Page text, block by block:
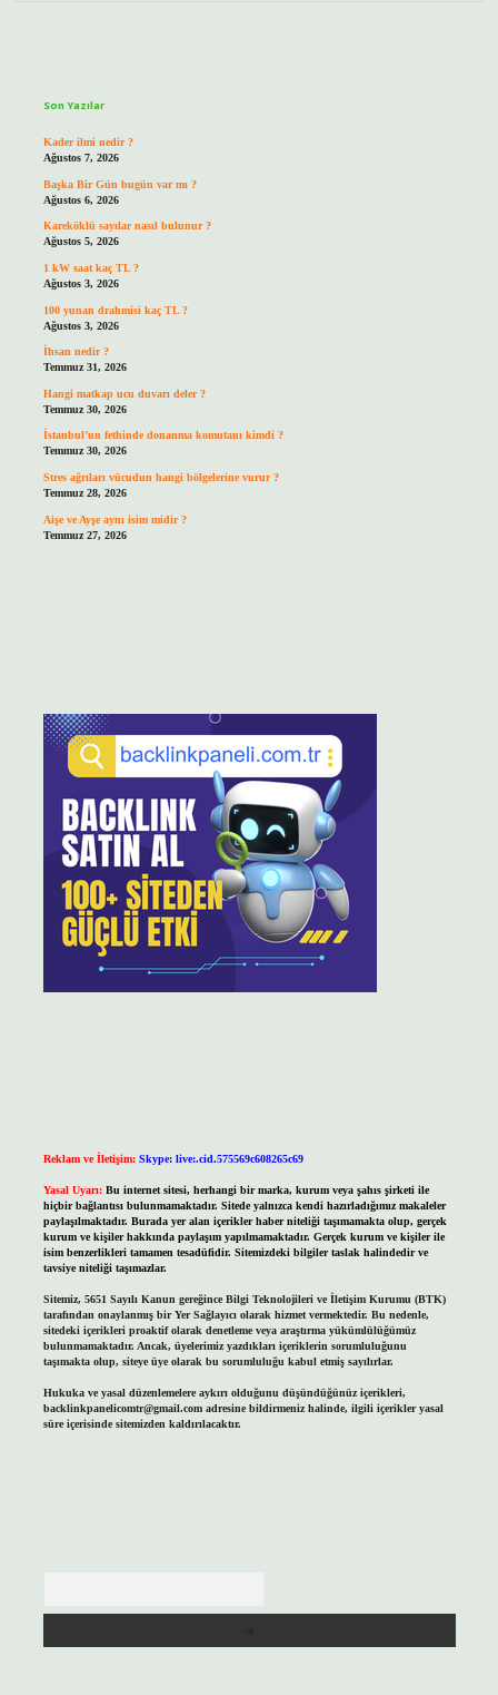
Son Yazılar
Kader ilmi nedir ?
Ağustos 7, 2026
Başka Bir Gün bugün var mı ?
Ağustos 6, 2026
Kareköklü sayılar nasıl bulunur ?
Ağustos 5, 2026
1 kW saat kaç TL ?
Ağustos 3, 2026
100 yunan drahmisi kaç TL ?
Ağustos 3, 2026
İhsan nedir ?
Temmuz 31, 2026
Hangi matkap ucu duvarı deler ?
Temmuz 30, 2026
İstanbul’un fethinde donanma komutanı kimdi ?
Temmuz 30, 2026
Stres ağrıları vücudun hangi bölgelerine vurur ?
Temmuz 28, 2026
Aişe ve Ayşe aynı isim midir ?
Temmuz 27, 2026
Reklam ve İletişim: Skype: live:.cid.575569c608265c69
Yasal Uyarı: Bu internet sitesi, herhangi bir marka, kurum veya şahıs şirketi ile
hiçbir bağlantısı bulunmamaktadır. Sitede yalnızca kendi hazırladığımız makaleler
paylaşılmaktadır. Burada yer alan içerikler haber niteliği taşımamakta olup, gerçek
kurum ve kişiler hakkında paylaşım yapılmamaktadır. Gerçek kurum ve kişiler ile
isim benzerlikleri tamamen tesadüfidir. Sitemizdeki bilgiler taslak halindedir ve
tavsiye niteliği taşımazlar.
Sitemiz, 5651 Sayılı Kanun gereğince Bilgi Teknolojileri ve İletişim Kurumu (BTK)
tarafından onaylanmış bir Yer Sağlayıcı olarak hizmet vermektedir. Bu nedenle,
sitedeki içerikleri proaktif olarak denetleme veya araştırma yükümlülüğümüz
bulunmamaktadır. Ancak, üyelerimiz yazdıkları içeriklerin sorumluluğunu
taşımakta olup, siteye üye olarak bu sorumluluğu kabul etmiş sayılırlar.
Hukuka ve yasal düzenlemelere aykırı olduğunu düşündüğünüz içerikleri,
backlinkpanelicomtr@gmail.comadresine bildirmeniz halinde, ilgili içerikler yasal
süre içerisinde sitemizden kaldırılacaktır.